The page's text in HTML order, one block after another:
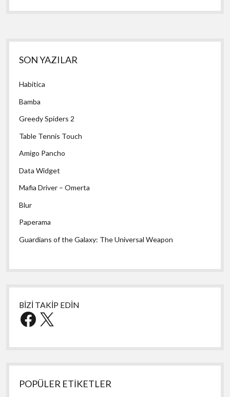
Yan
Menü
SON YAZILAR
Habitica
Bamba
Greedy Spiders 2
Table Tennis Touch
Amigo Pancho
Data Widget
Mafia Driver – Omerta
Blur
Paperama
Guardians of the Galaxy: The Universal Weapon
BİZİ TAKİP EDİN
Facebook
X
POPÜLER ETİKETLER